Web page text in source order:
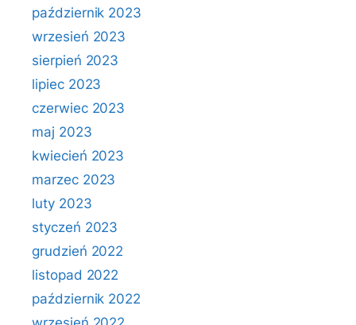
październik 2023
wrzesień 2023
sierpień 2023
lipiec 2023
czerwiec 2023
maj 2023
kwiecień 2023
marzec 2023
luty 2023
styczeń 2023
grudzień 2022
listopad 2022
październik 2022